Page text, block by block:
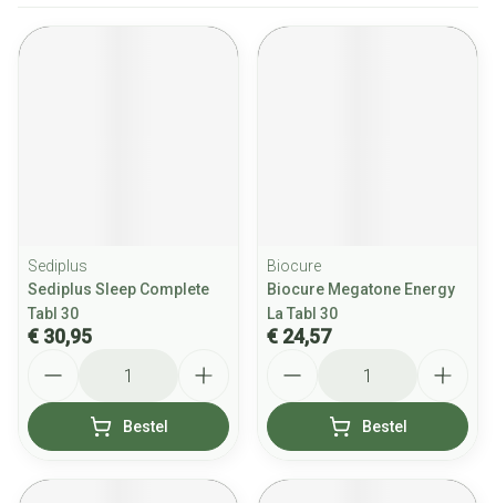
Sediplus
Sediplus Sleep Complete
Tabl 30
€ 30,95
Bestel
Biocure
Biocure Megatone Energy
La Tabl 30
€ 24,57
Bestel